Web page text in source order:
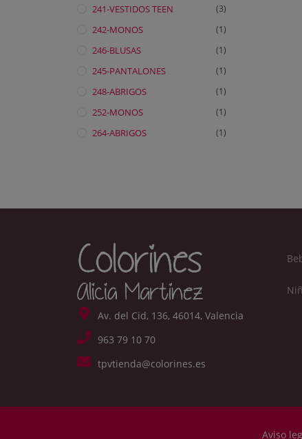
241-VESTIDOS TEEN (3)
242-MONOS (1)
246-BLUSAS (1)
245-PANTALONES (1)
248-ABRIGOS (1)
252-MONOS (1)
264-ABRIGOS (1)
Av. del Cid, 136, 46014, Valencia
963 79 10 70
tpvtienda@colorines.es
Aviso